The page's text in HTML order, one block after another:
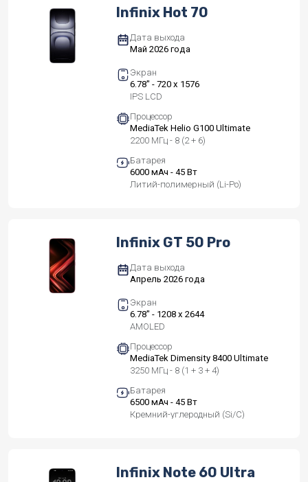
Infinix Hot 70
Дата выхода
Май 2026 года
Экран
6.78" - 720 x 1576
IPS LCD
Процессор
MediaTek Helio G100 Ultimate
2200 МГц - 8 (2 + 6)
Батарея
6000 мАч - 45 Вт
Литий-полимерный (Li-Po)
Infinix GT 50 Pro
Дата выхода
Апрель 2026 года
Экран
6.78" - 1208 x 2644
AMOLED
Процессор
MediaTek Dimensity 8400 Ultimate
3250 МГц - 8 (1 + 3 + 4)
Батарея
6500 мАч - 45 Вт
Кремний-углеродный (Si/C)
Infinix Note 60 Ultra